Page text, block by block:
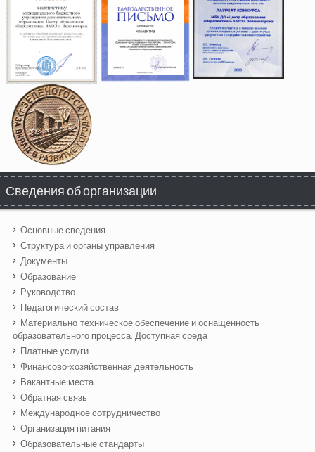
Сведения об организации
Основные сведения
Структура и органы управления
Документы
Образование
Руководство
Педагогический состав
Материально-техническое обеспечение и оснащенность
образовательного процесса. Доступная среда
Платные услуги
Финансово-хозяйственная деятельность
Вакантные места
Обратная связь
Международное сотрудничество
Организация питания
Образовательные стандарты